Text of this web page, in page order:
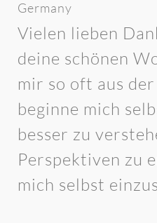
Germany
Vielen lieben
deine schönen
mir so oft aus
beginne mich
besser zu
Perspektiven zu
mich selbst